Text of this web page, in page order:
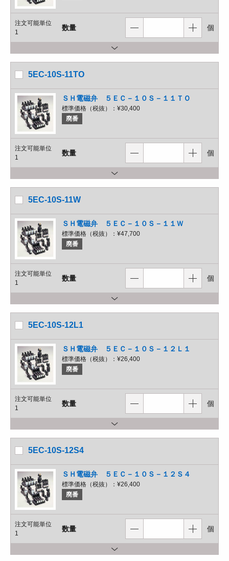
注文可能単位
1
数量 個
5EC-10S-11TO
ＳＨ電磁弁 ５ＥＣ－１０Ｓ－１１ＴＯ
標準価格（税抜）： ¥30,400
廃番
注文可能単位
1
数量 個
5EC-10S-11W
ＳＨ電磁弁 ５ＥＣ－１０Ｓ－１１Ｗ
標準価格（税抜）： ¥47,700
廃番
注文可能単位
1
数量 個
5EC-10S-12L1
ＳＨ電磁弁 ５ＥＣ－１０Ｓ－１２Ｌ１
標準価格（税抜）： ¥26,400
廃番
注文可能単位
1
数量 個
5EC-10S-12S4
ＳＨ電磁弁 ５ＥＣ－１０Ｓ－１２Ｓ４
標準価格（税抜）： ¥26,400
廃番
注文可能単位
1
数量 個